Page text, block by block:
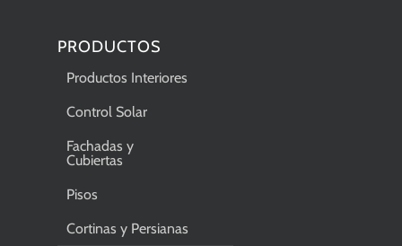
PRODUCTOS
Productos Interiores
Control Solar
Fachadas y
Cubiertas
Pisos
Cortinas y Persianas